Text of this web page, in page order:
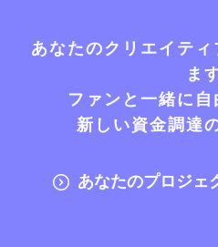
あなたのクリエイテ
ま
ファンと一緒に
新しい資金調達
あなたのプロジェ